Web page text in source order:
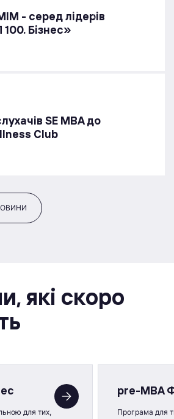
- серед лідерів
Бізнес»
SE MBA до
Club
якi скоро
для тих,
pre-MBA
Програма для